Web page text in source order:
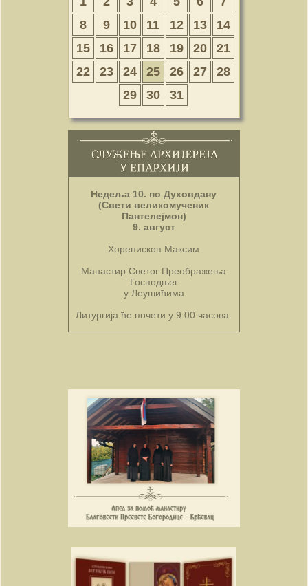
8
9 10 11 12 13
14
15
16 17 18 19 20
21
22
23 24 25 26 27
28
29
30 31
Недеља 10. по Духовдану
(Свети великомученик
Пантелејмон)
9. август
Хорепископ Максим
Манастир Светог Преображења
Господњег
у Леушићима
Литургија ће почети у 9.00 часова.